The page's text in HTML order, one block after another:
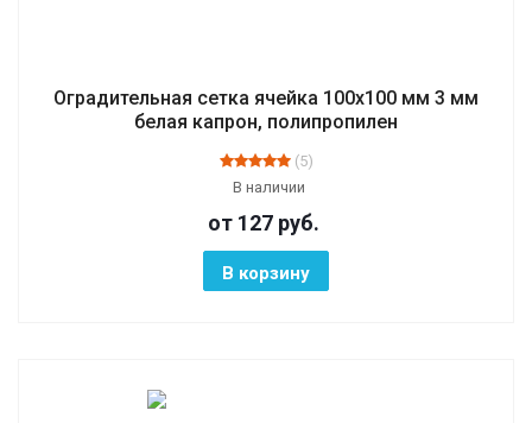
Оградительная сетка ячейка 100х100 мм 3 мм
белая капрон, полипропилен
(5)
В наличии
от 127 руб.
В корзину